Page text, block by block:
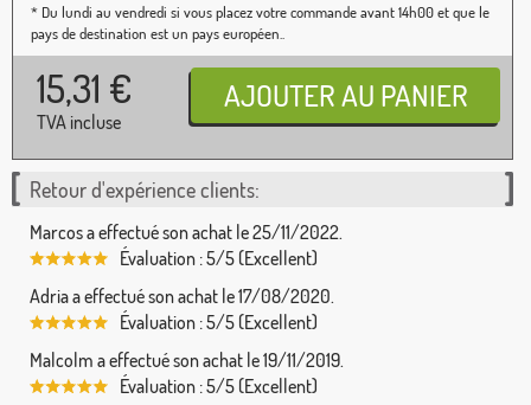
* Du lundi au vendredi si vous placez votre commande avant 14h00 et que le
pays de destination est un pays européen..
15,31 €
TVA incluse
Retour d'expérience clients:
Marcos a effectué son achat le 25/11/2022.
Évaluation : 5/5 (Excellent)
Adria a effectué son achat le 17/08/2020.
Évaluation : 5/5 (Excellent)
Malcolm a effectué son achat le 19/11/2019.
Évaluation : 5/5 (Excellent)